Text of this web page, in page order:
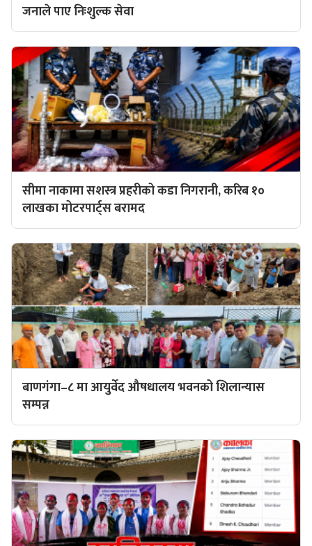
जनाले पाए निःशुल्क सेवा
सीमा नाकामा सशस्त्र प्रहरीको कडा निगरानी, करिब १०
लाखका मोटरपार्ट्स बरामद
बाणगंगा–८ मा आयुर्वेद औषधालय भवनको शिलान्यास
सम्पन्न